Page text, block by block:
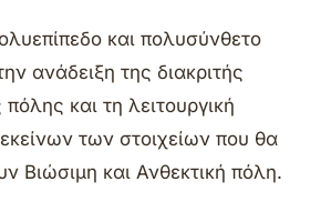
και πολυσύνθετο
ανάδειξη της διακριτής
και τη λειτουργική
των στοιχείων που θα
Βιώσιμη και Ανθεκτική πόλη.